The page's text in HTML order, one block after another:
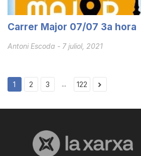
a
Carrer Major 07/07 3a hora
Antoni Escoda - 7 juliol, 2021
1 2 3 ... 122